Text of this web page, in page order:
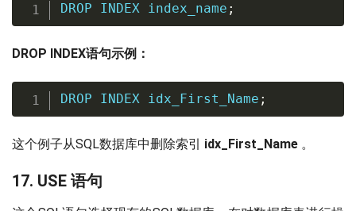
DROP INDEX index_name ;
DROP INDEX语句示例：
DROP INDEX idx_First_Name ;
这个例子从SQL数据库中删除索引 idx_First_Name 。
17. USE 语句